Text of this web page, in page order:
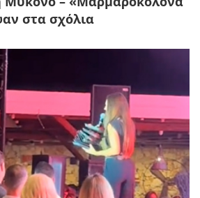
στα σχόλια